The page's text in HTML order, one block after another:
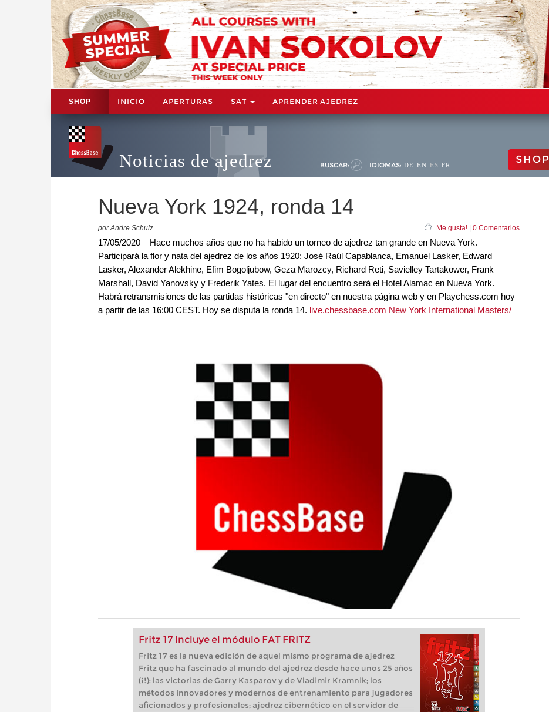
SHOP INICIO APERTURAS SAT APRENDER AJEDREZ
Noticias de ajedrez BUSCAR: IDIOMAS: DE EN ES FR SHOP
Nueva York 1924, ronda 14
por Andre Schulz Me gusta!| 0 Comentarios
17/05/2020 – Hace muchos años que no ha habido un torneo de ajedrez tan grande en Nueva York.
Participará la flor y nata del ajedrez de los años 1920: José Raúl Capablanca, Emanuel Lasker, Edward
Lasker, Alexander Alekhine, Efim Bogoljubow, Geza Marozcy, Richard Reti, Savielley Tartakower, Frank
Marshall, David Yanovsky y Frederik Yates. El lugar del encuentro será el Hotel Alamac en Nueva York.
Habrá retransmisiones de las partidas históricas "en directo" en nuestra página web y en Playchess.com hoy
a partir de las 16:00 CEST. Hoy se disputa la ronda 14. live.chessbase.com New York International Masters/
Fritz 17 Incluye el módulo FAT FRITZ
Fritz 17 es la nueva edición de aquel mismo programa de ajedrez
Fritz que ha fascinado al mundo del ajedrez desde hace unos 25 años
(¡!): las victorias de Garry Kasparov y de Vladimir Kramnik; los
métodos innovadores y modernos de entrenamiento para jugadores
aficionados y profesionales; ajedrez cibernético en el servidor de